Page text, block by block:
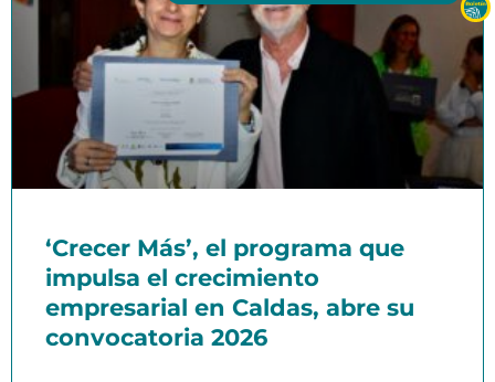
‘Crecer Más’, el programa que
impulsa el crecimiento
empresarial en Caldas, abre su
convocatoria 2026